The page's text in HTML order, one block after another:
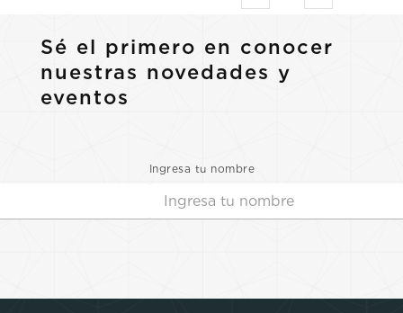
Sé el primero en conocer
nuestras novedades y
eventos
Ingresa tu nombre